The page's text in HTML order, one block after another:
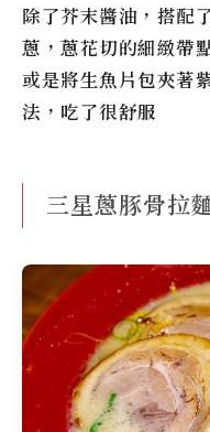
除了芥末醬油，搭配
蔥，蔥花切的細緻帶
或是將生魚片包夾著
法，吃了很舒服
三星蔥豚骨拉